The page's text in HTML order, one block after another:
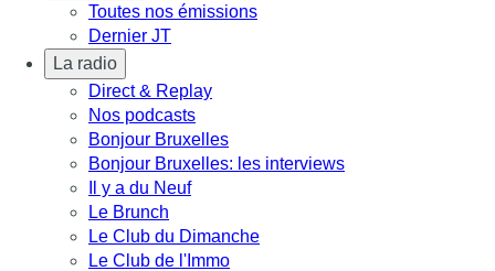
Toutes nos émissions
Dernier JT
La radio
Direct & Replay
Nos podcasts
Bonjour Bruxelles
Bonjour Bruxelles: les interviews
Il y a du Neuf
Le Brunch
Le Club du Dimanche
Le Club de l'Immo